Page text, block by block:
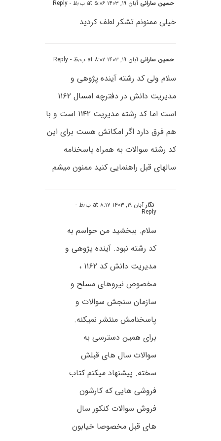
حسین سارانی آبان ۱۹, ۱۴۰۳ at ۵:۰۶ ب٫ظ - Reply
خیلی ممنونم تشکر لطف کردید
حسین سارانی آبان ۱۹, ۱۴۰۳ at ۸:۰۲ ب٫ظ - Reply
سلام ولی کد رشته آینده پژوهی و
مدیریت دانش در دفترچه امسال ۱۱۶۲
است اما کد رشته مدیریت ۱۱۴۲ است و با
هم فرق دارد اگر امکانش هست برای این
کد رشته سوالات به همراه پاسخنامه
سالهای قبل راهنمایی کنید ممنون میشم
نگارآبان ۱۹, ۱۴۰۳ at ۸:۱۷ ب٫ظ -
Reply
سلام. ببخشید من حواسم به
کد رشته نبود. آینده پژوهی و
مدیریت دانش کد ۱۱۶۲ ،
مخصوص نیروهای مسلح و
سازمان سنجش سوالات و
پاسخنامش منتشر نمیکنه.
برای همین دسترسی به
سوالات سال های قبلش
سخته. پیشنهاد میکنم کتاب
فروشی هایی که کارشون
فروش سوالات کنکور سال
های قبل مخصوصا خیابون